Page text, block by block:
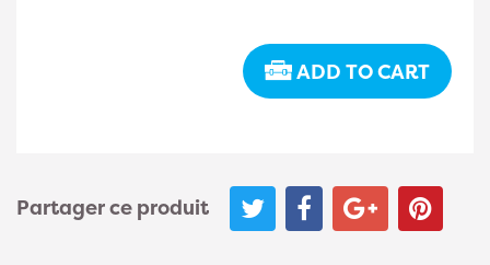
ADD TO CART
Partager ce produit